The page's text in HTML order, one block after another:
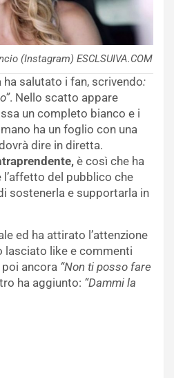
(Instagram) ESCLSUIVA.COM
salutato i fan, scrivendo:
. Nello scatto appare
un completo bianco e i
ha un foglio con una
dire in diretta.
è così che ha
del pubblico che
sostenerla e supportarla in
ed ha attirato l’attenzione
lasciato like e commenti
ancora “Non ti posso fare
ha aggiunto: “Dammi la